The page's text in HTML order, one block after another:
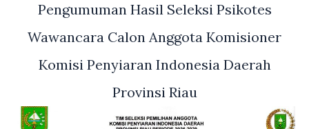
Pengumuman Hasil Seleksi Psikotes
Wawancara Calon Anggota Komisioner
Komisi Penyiaran Indonesia Daerah
Provinsi Riau